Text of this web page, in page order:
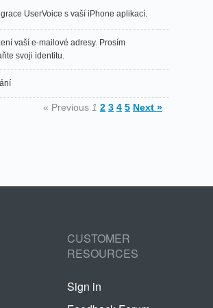
UserVoice s vaší iPhone aplikací.
vaší e-mailové adresy. Prosím
svoji identitu.
« Previous 1 2 3 4 5 Next »
CUSTOMER
RESOURCES
Sign in